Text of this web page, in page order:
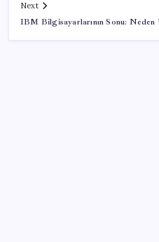
Next
IBM Bilgisayarlarının Sonu: